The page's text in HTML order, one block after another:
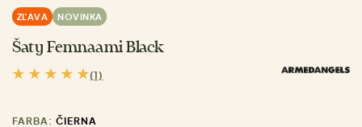
ZĽAVA NOVINKA
Šaty Femnaami Black
(1)
FARBA: ČIERNA